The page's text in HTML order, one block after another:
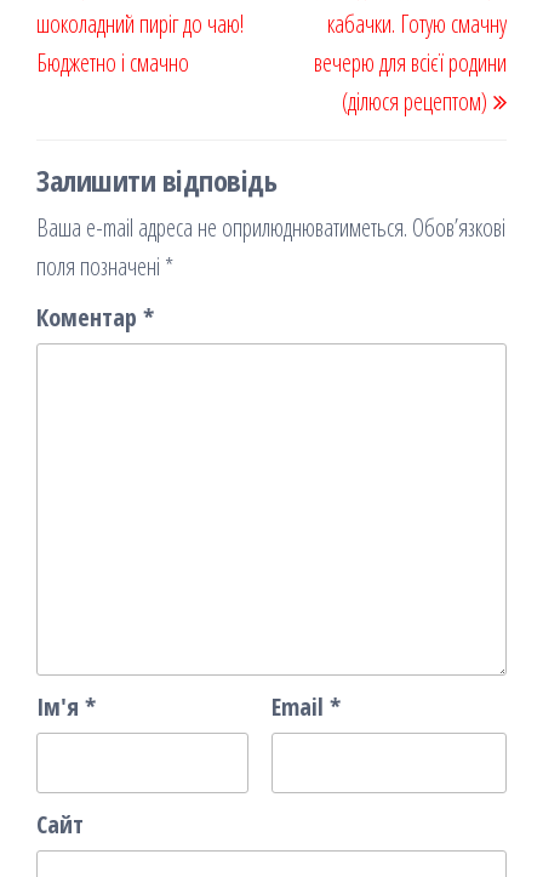
я
шоколадний пиріг до чаю!
Бюджетно і смачно
кабачки. Готую смачну
вечерю для всієї родини
(ділюся рецептом)
Залишити відповідь
Ваша e-mail адреса не оприлюднюватиметься. Обов’язкові
поля позначені *
Коментар *
Ім'я * Email *
Сайт